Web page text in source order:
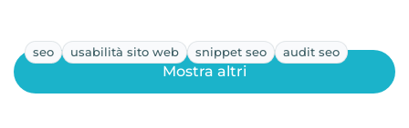
seo usabilità sito web snippet seo audit seo
Mostra altri